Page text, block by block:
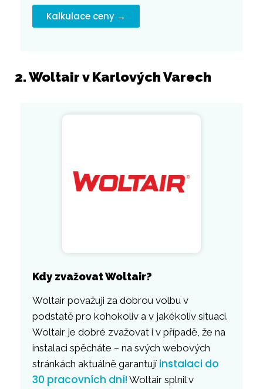
Kalkulace ceny →
2. Woltair v Karlových Varech
Kdy zvažovat Woltair?
Woltair považuji za dobrou volbu v
podstatě pro kohokoliv a v jakékoliv situaci.
Woltair je dobré zvažovat i v případě, že na
instalaci spěcháte – na svých webových
stránkách aktuálně garantují instalaci do
30 pracovních dní! Woltair splnil v